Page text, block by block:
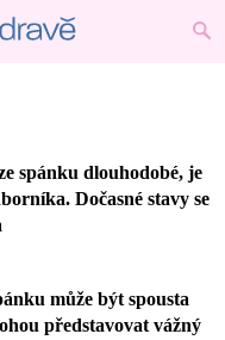
spánku dlouhodobé, je
Dočasné stavy se
může být spousta
představovat vážný